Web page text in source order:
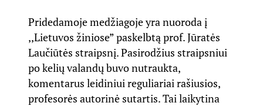
Pridedamoje medžiagoje yra nuoroda į
,,Lietuvos žiniose” paskelbtą prof. Jūratės
Laučiūtės straipsnį. Pasirodžius straipsniui
po kelių valandų buvo nutraukta,
komentarus leidiniui reguliariai rašiusios,
profesorės autorinė sutartis. Tai laikytina